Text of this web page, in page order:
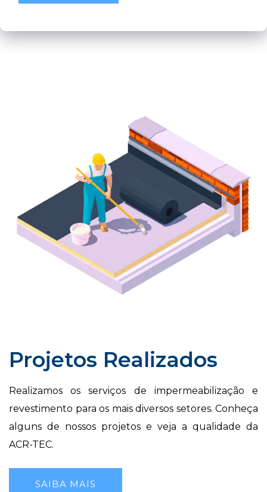
Projetos Realizados
Realizamos os serviços de impermeabilização e
revestimento para os mais diversos setores. Conheça
alguns de nossos projetos e veja a qualidade da
ACR-TEC.
SAIBA MAIS